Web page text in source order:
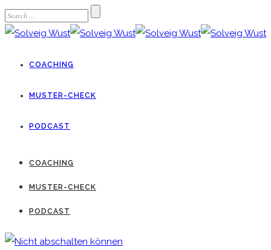
COACHING
MUSTER-CHECK
PODCAST
COACHING
MUSTER-CHECK
PODCAST